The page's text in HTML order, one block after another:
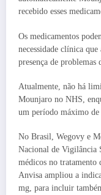
recebido esses
Os medicamentos
necessidade clínica
presença de problemas
Atualmente, não há
Mounjaro no NHS,
um período máximo de
No Brasil, Wegovy e
Nacional de Vigilância
médicos no tratamento
Anvisa ampliou a
mg, para incluir